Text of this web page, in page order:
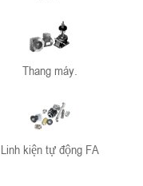
Thang máy.
Linh kiện tự động FA